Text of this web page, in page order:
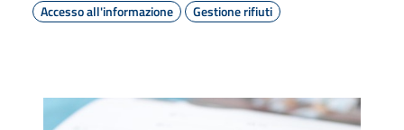
Accesso all'informazione
Gestione rifiuti